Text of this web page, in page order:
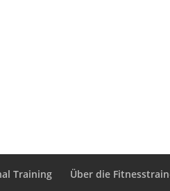
Training Über die